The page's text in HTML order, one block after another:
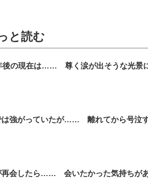
と読む
後の現在は…… 尊く涙が出そうな光景
は強がっていたが…… 離れてから号泣
再会したら…… 会いたかった気持ちが